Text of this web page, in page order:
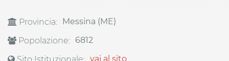
Provincia:
Messina (ME)
Popolazione:
6812
vai al sito